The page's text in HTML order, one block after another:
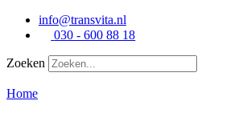
info@transvita.nl
030 - 600 88 18
Zoeken
Home